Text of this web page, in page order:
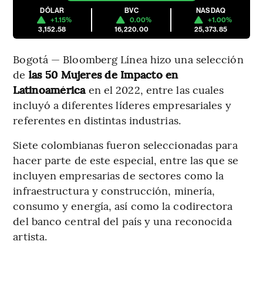
DÓLAR
+1.15%
3,152.58
BVC
0.00%
16,220.00
NASDAQ
+1.00%
25,373.85
Bogotá — Bloomberg Línea hizo una selección
de las 50 Mujeres de Impacto en
Latinoaméricaen el 2022, entre las cuales
incluyó a diferentes líderes empresariales y
referentes en distintas industrias.
Siete colombianas fueron seleccionadas para
hacer parte de este especial, entre las que se
incluyen empresarias de sectores como la
infraestructura y construcción, minería,
consumo y energía, así como la codirectora
del banco central del país y una reconocida
artista.